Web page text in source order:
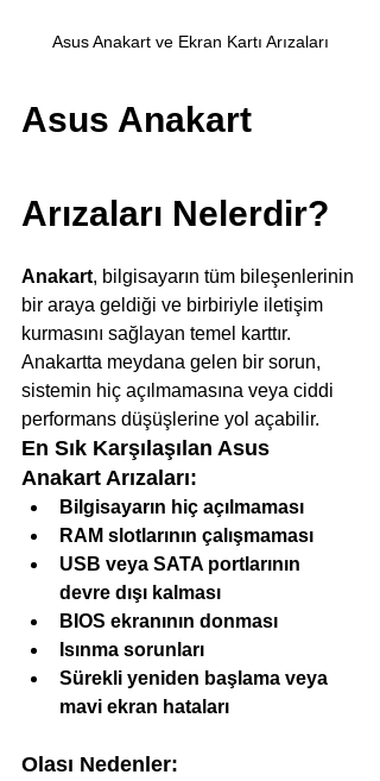
Asus Anakart ve Ekran Kartı Arızaları
Asus Anakart
Arızaları Nelerdir?
Anakart, bilgisayarın tüm bileşenlerinin
bir araya geldiği ve birbiriyle iletişim
kurmasını sağlayan temel karttır.
Anakartta meydana gelen bir sorun,
sistemin hiç açılmamasına veya ciddi
performans düşüşlerine yol açabilir.
En Sık Karşılaşılan Asus
Anakart Arızaları:
Bilgisayarın hiç açılmaması
RAM slotlarının çalışmaması
USB veya SATA portlarının
devre dışı kalması
BIOS ekranının donması
Isınma sorunları
Sürekli yeniden başlama veya
mavi ekran hataları
Olası Nedenler: